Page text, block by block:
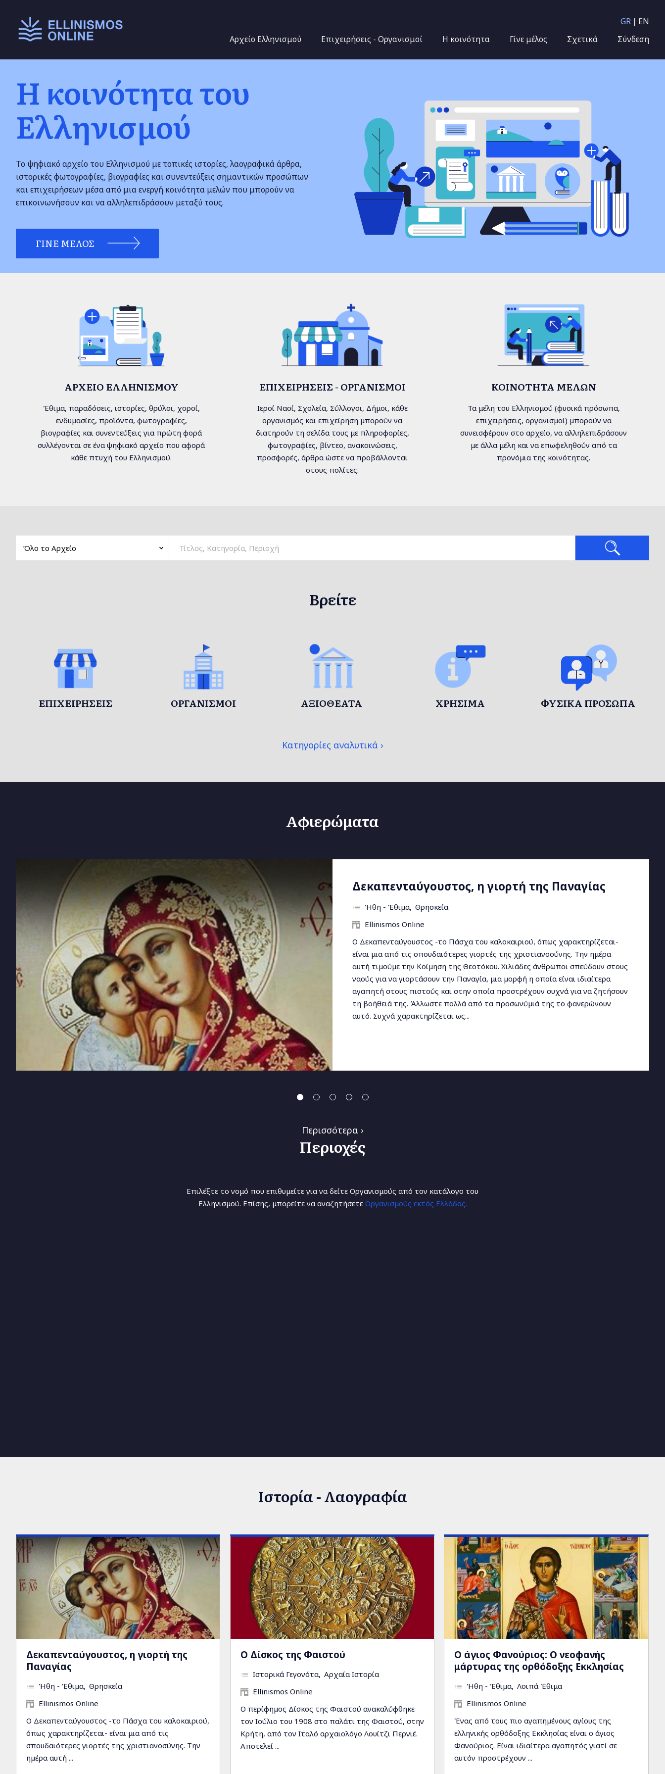
GR EN
Main menu Αρχείο Ελληνισμού Επιχειρήσεις - Οργανισμοί Η κοινότητα Γίνε μέλος Σχετικά Σύνδεση
Η κοινότητα του
Ελληνισμού
Το ψηφιακό αρχείο του Ελληνισμού με τοπικές ιστορίες, λαογραφικά άρθρα,
ιστορικές φωτογραφίες, βιογραφίες και συνεντεύξεις σημαντικών προσώπων
και επιχειρήσεων μέσα από μια ενεργή κοινότητα μελών που μπορούν να
επικοινωνήσουν και να αλληλεπιδράσουν μεταξύ τους.
ΓΊΝΕ ΜΈΛΟΣ
ΑΡΧΕΊΟ ΕΛΛΗΝΙΣΜΟΎ
Έθιμα, παραδόσεις, ιστορίες, θρύλοι, χοροί,
ενδυμασίες, προϊόντα, φωτογραφίες,
βιογραφίες και συνεντεύξεις για πρώτη φορά
συλλέγονται σε ένα ψηφιακό αρχείο που αφορά
κάθε πτυχή του Ελληνισμού.
ΕΠΙΧΕΙΡΉΣΕΙΣ - ΟΡΓΑΝΙΣΜΟΊ
Ιεροί Ναοί, Σχολεία, Σύλλογοι, Δήμοι, κάθε
οργανισμός και επιχείρηση μπορούν να
διατηρούν τη σελίδα τους με πληροφορίες,
φωτογραφίες, βίντεο, ανακοινώσεις,
προσφορές, άρθρα ώστε να προβάλλονται
στους πολίτες.
ΚΟΙΝΌΤΗΤΑ ΜΕΛΏΝ
Τα μέλη του Ελληνισμού (φυσικά πρόσωπα,
επιχειρήσεις, οργανισμοί) μπορούν να
συνεισφέρουν στο αρχείο, να αλληλεπιδράσουν
με άλλα μέλη και να επωφεληθούν από τα
προνόμια της κοινότητας.
Βρείτε
ΕΠΙΧΕΙΡΉΣΕΙΣ ΟΡΓΑΝΙΣΜΟΊ ΑΞΙΟΘΈΑΤΑ ΧΡΉΣΙΜΑ ΦΥΣΙΚΆ ΠΡΌΣΩΠΑ
Κατηγορίες αναλυτικά
Αφιερώματα
Η σημασία της ελιάς στη ζωή των Ελλήνων από
την αρχαιότητα μέχρι σήμερα
Ήθη - Έθιμα
Λοιπά Έθιμα
Ellinismos Online
Το δέντρο της ελιάς, ο καρπός της και το ελαιόλαδο κατέχουν ξεχωριστή
θέση στην ελληνική αγροτική ζωή, παράδοση αλλά και τη μυθολογία. Δέντρο
ιερό, που συμβολίζει την αφθονία, την ειρήνη, τη γνώση, τη σοφία και την
υγεία. Τα γηραιά δέντρα, που μπορούν να συμπληρώσουν μέχρι και χιλιετίες
ζωής, στέκουν αγέρωχα και διηγούνται ιστορίες του παρελθόντος, τότε που
ο κόσμος ήταν πολύ διαφορετικός από αυτόν που γνωρίζουμε σήμερα. Η ελιά
Περισσότερα
Περιοχές
Επιλέξτε το νομό που επιθυμείτε για να δείτε Οργανισμούς από τον κατάλογο του
Ελληνισμού. Επίσης, μπορείτε να αναζητήσετε Οργανισμούς εκτός Ελλάδας.
Ιστορία - Λαογραφία
Δεκαπενταύγουστος, η γιορτή της
Παναγίας
Ήθη - Έθιμα Θρησκεία
Ellinismos Online
Ο Δεκαπενταύγουστος -το Πάσχα του καλοκαιριού,
όπως χαρακτηρίζεται- είναι μια από τις
σπουδαιότερες γιορτές της χριστιανοσύνης. Την
ημέρα αυτή ...
Ο Δίσκος της Φαιστού
Ιστορικά Γεγονότα Αρχαία Ιστορία
Ellinismos Online
Ο περίφημος Δίσκος της Φαιστού ανακαλύφθηκε
τον Ιούλιο του 1908 στο παλάτι της Φαιστού, στην
Κρήτη, από τον Ιταλό αρχαιολόγο Λουίτζι Περνιέ.
Αποτελεί ...
Ο άγιος Φανούριος: Ο νεοφανής
μάρτυρας της ορθόδοξης Εκκλησίας
Ήθη - Έθιμα Λοιπά Έθιμα
Ellinismos Online
Ένας από τους πιο αγαπημένους αγίους της
ελληνικής ορθόδοξης Εκκλησίας είναι ο άγιος
Φανούριος. Είναι ιδιαίτερα αγαπητός γιατί σε
αυτόν προστρέχουν ...